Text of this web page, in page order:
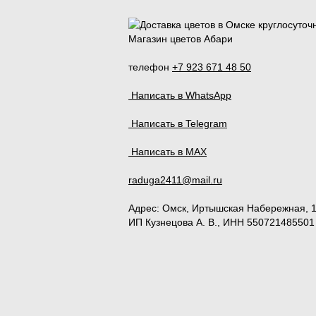
Магазин цветов Абари
телефон +7 923 671 48 50
Написать в WhatsApp
Написать в Telegram
Написать в MAX
raduga2411@mail.ru
Адрес: Омск Иртышская Набережная,
ИП Кузнецова А. В., ИНН 550721485501